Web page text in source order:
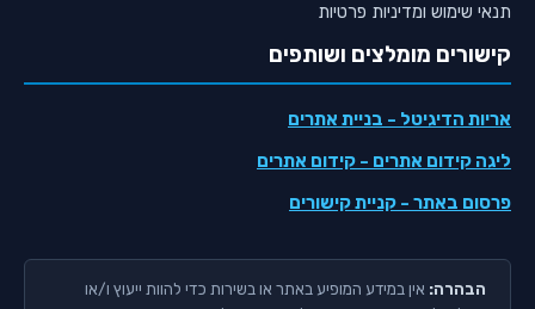
תנאי שימוש ומדיניות פרטיות
קישורים מומלצים ושותפים
אריות הדיגיטל - בניית אתרים
ליגה קידום אתרים - קידום אתרים
פרסום באתר - קניית קישורים
הבהרה: אין במידע המופיע באתר או בשירות כדי להוות ייעוץ ו/או